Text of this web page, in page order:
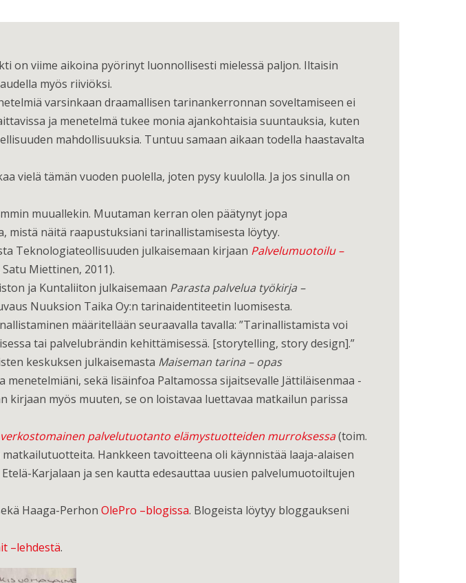
on viime aikoina pyörinyt luonnollisesti mielessä paljon. Iltaisin
myös riiviöksi.
varsinkaan draamallisen tarinankerronnan soveltamiseen ei
ja menetelmä tukee monia ajankohtaisia suuntauksia, kuten
mahdollisuuksia. Tuntuu samaan aikaan todella haastavalta
vielä tämän vuoden puolella, joten pysy kuulolla. Ja jos sinulla on
muuallekin. Muutaman kerran olen päätynyt jopa
mistä näitä raapustuksiani tarinallistamisesta löytyy.
Teknologiateollisuuden julkaisemaan kirjaan Palvelumuotoilu –
Miettinen, 2011).
ja Kuntaliiton julkaisemaan Parasta palvelua työkirja –
Nuuksion Taika Oy:n tarinaidentiteetin luomisesta.
määritellään seuraavalla tavalla: ”Tarinallistamista voi
tai palvelubrändin kehittämisessä. [storytelling, story design].”
keskuksen julkaisemasta Maiseman tarina – opas
sekä lisäinfoa Paltamossa sijaitsevalle Jättiläisenmaa -
myös muuten, se on loistavaa luettavaa matkailun parissa
palvelutuotanto elämystuotteiden murroksessa(toim.
Hankkeen tavoitteena oli käynnistää laaja-alaisen
Karjalaan ja sen kautta edesauttaa uusien palvelumuotoiltujen
Haaga-Perhon OlePro –blogissa. Blogeista löytyy bloggaukseni
–lehdestä.